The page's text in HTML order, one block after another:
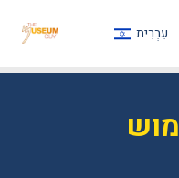
content
עִבְרִית